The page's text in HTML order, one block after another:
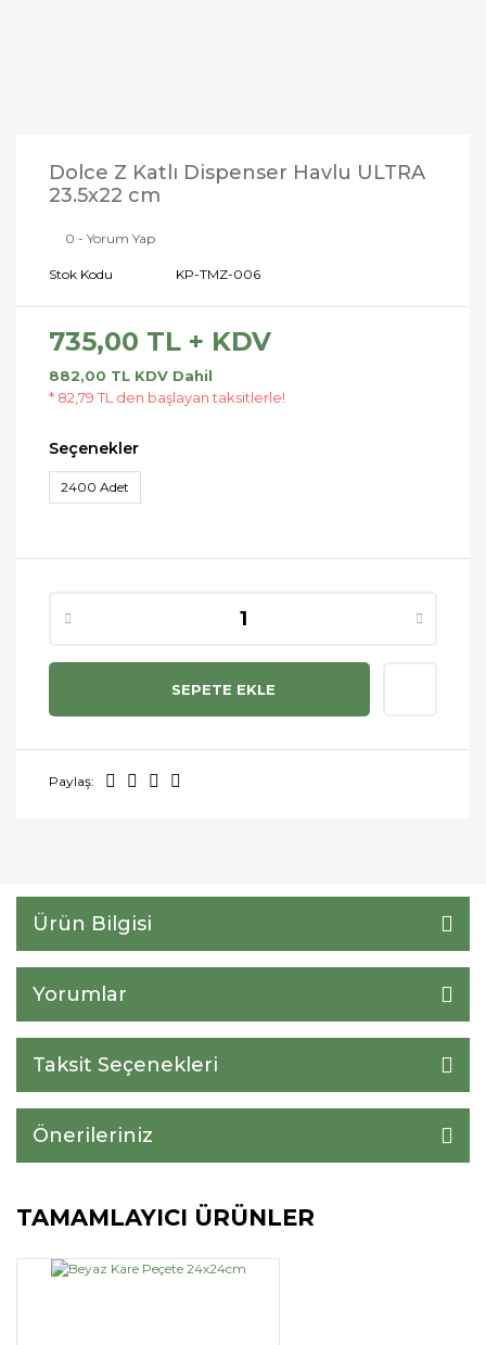
Dolce Z Katlı Dispenser Havlu ULTRA
23.5x22 cm
0 - Yorum Yap
Stok Kodu KP-TMZ-006
735,00 TL + KDV
882,00 TL KDV Dahil
* 82,79 TL den başlayan taksitlerle!
Seçenekler
2400 Adet
SEPETE EKLE
Paylaş:
Ürün Bilgisi
Yorumlar
Taksit Seçenekleri
Önerileriniz
TAMAMLAYICI ÜRÜNLER